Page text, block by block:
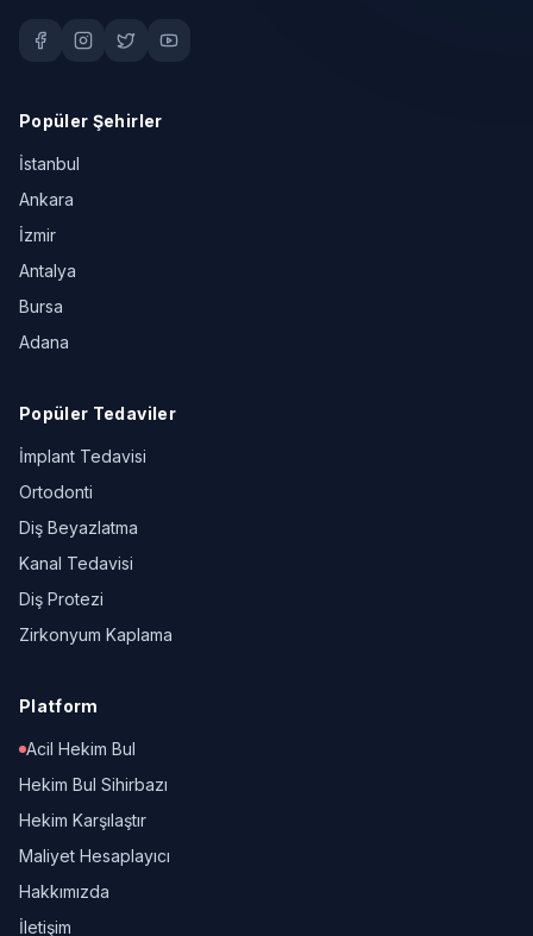
Popüler Şehirler
İstanbul
Ankara
İzmir
Antalya
Bursa
Adana
Popüler Tedaviler
İmplant Tedavisi
Ortodonti
Diş Beyazlatma
Kanal Tedavisi
Diş Protezi
Zirkonyum Kaplama
Platform
Acil Hekim Bul
Hekim Bul Sihirbazı
Hekim Karşılaştır
Maliyet Hesaplayıcı
Hakkımızda
İletişim